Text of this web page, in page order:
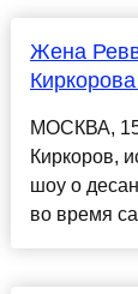
Жена
МОСКВА,
Киркоров,
шоу о
во время